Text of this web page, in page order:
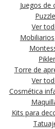
Juegos de
Ver
Mobiliarios
Pikler
Torre de
Ver
Cosmética
Kits para